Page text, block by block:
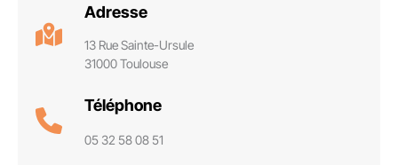
Adresse
13 Rue Sainte-Ursule
31000 Toulouse
Téléphone
05 32 58 08 51